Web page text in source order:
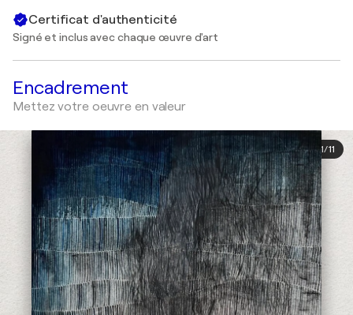
Certificat d'authenticité
Signé et inclus avec chaque œuvre d'art
Encadrement
Mettez votre oeuvre en valeur
1/11